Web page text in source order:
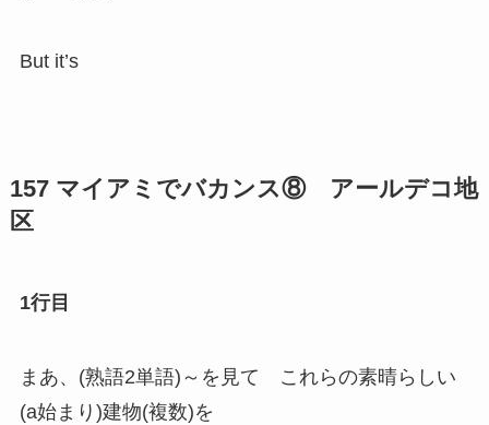
But it’s
157 マイアミでバカンス⑧ アールデコ地
区
1行目
まあ、(熟語2単語)～を見て これらの素晴らしい
(a始まり)建物(複数)を